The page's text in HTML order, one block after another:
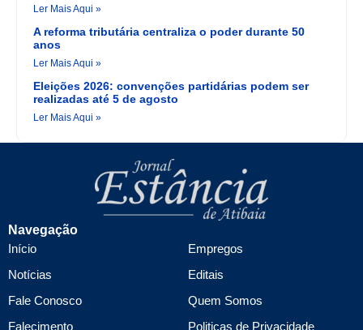
Ler Mais Aqui »
A reforma tributária centraliza o poder durante 50
anos
Ler Mais Aqui »
Eleições 2026: convenções partidárias podem ser
realizadas até 5 de agosto
Ler Mais Aqui »
Navegação
Início
Notícias
Fale Conosco
Falecimento
Empregos
Editais
Quem Somos
Politicas de Privacidade